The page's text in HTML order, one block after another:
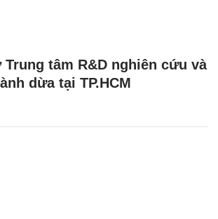
tâm R&D nghiên cứu và
dừa tại TP.HCM